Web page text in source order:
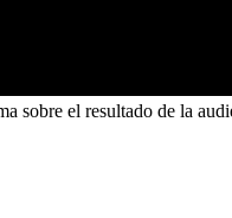
el resultado de la